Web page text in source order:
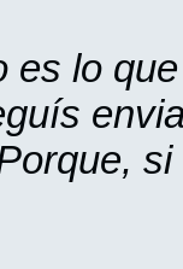
es lo